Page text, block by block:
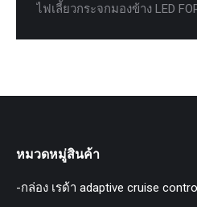
ไฟเลี้ยวกระจกมองข้าง LED
หมวดหมู่สินค้า
-กล่อง เรด้า adaptive cruise